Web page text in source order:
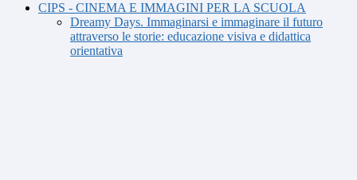
CIPS - CINEMA E IMMAGINI PER LA SCUOLA
Dreamy Days. Immaginarsi e immaginare il futuro
attraverso le storie: educazione visiva e didattica
orientativa